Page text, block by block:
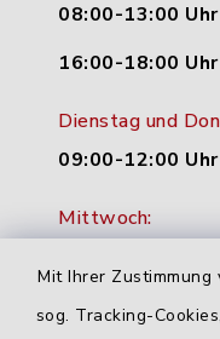
Mit Ihrer
sog. Tracking-
08:00-13:00
16:00-18:00 Uhr
Dienstag und
09:00-12:00 Uhr
Mittwoch:
Freitag: